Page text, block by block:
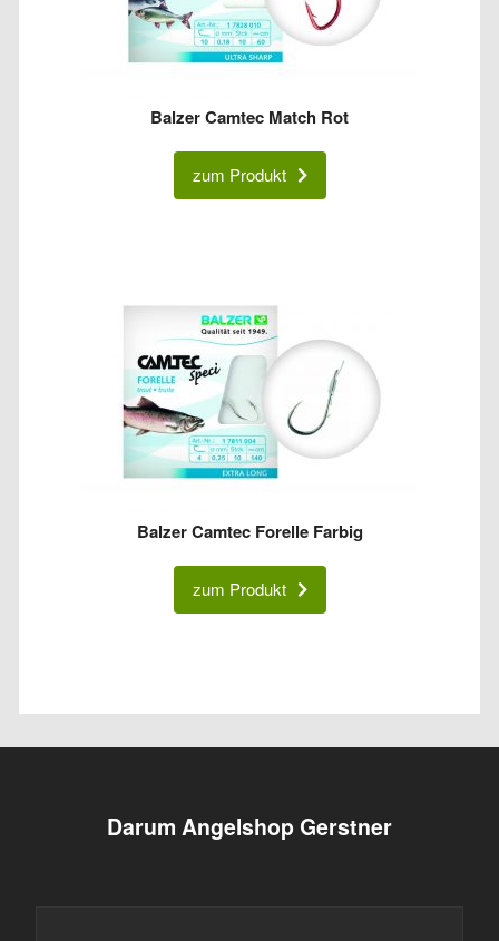
Balzer Camtec Match Rot
zum Produkt
Balzer Camtec Forelle Farbig
zum Produkt
Darum Angelshop Gerstner